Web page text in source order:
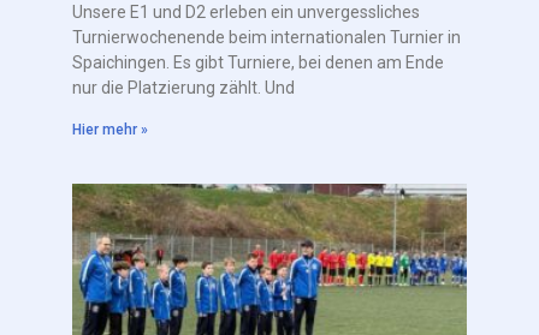
Unsere E1 und D2 erleben ein unvergessliches
Turnierwochenende beim internationalen Turnier in
Spaichingen. Es gibt Turniere, bei denen am Ende
nur die Platzierung zählt. Und
Hier mehr »